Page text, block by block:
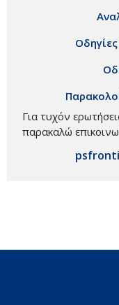
Για τυχόν
παρακαλώ